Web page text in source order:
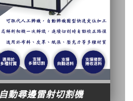
動尋邊雷射切割機